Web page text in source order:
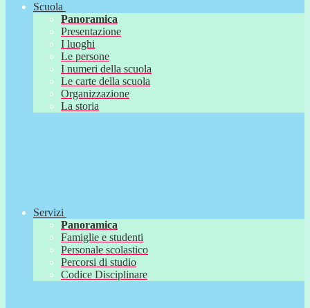
Scuola
Panoramica
Presentazione
I luoghi
Le persone
I numeri della scuola
Le carte della scuola
Organizzazione
La storia
Servizi
Panoramica
Famiglie e studenti
Personale scolastico
Percorsi di studio
Codice Disciplinare